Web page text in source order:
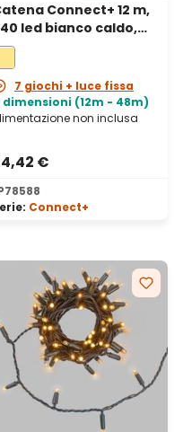
Connect+ 12 m,
led bianco caldo,
trasparente,
7 giochi + luce fissa
dimensioni (12m - 48m)
non inclusa
€
Connect+